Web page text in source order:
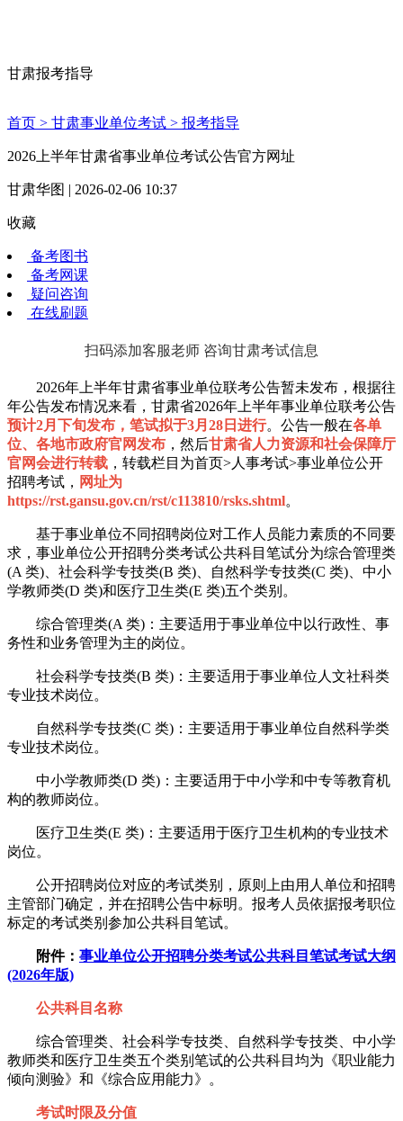
甘肃报考指导
首页 > 甘肃事业单位考试 > 报考指导
2026上半年甘肃省事业单位考试公告官方网址
甘肃华图 | 2026-02-06 10:37
收藏
备考图书
备考网课
疑问咨询
在线刷题
扫码添加客服老师 咨询甘肃考试信息
2026年上半年甘肃省事业单位联考公告暂未发布，根据往
年公告发布情况来看，甘肃省2026年上半年事业单位联考公告
预计2月下旬发布，笔试拟于3月28日进行。公告一般在各单
位、各地市政府官网发布 ，然后甘肃省人力资源和社会保障厅
官网会进行转载 ，转载栏目为首页>人事考试>事业单位公开
招聘考试， 网址为
https://rst.gansu.gov.cn/rst/c113810/rsks.shtml。
基于事业单位不同招聘岗位对工作人员能力素质的不同要
求，事业单位公开招聘分类考试公共科目笔试分为综合管理类
(A 类)、社会科学专技类(B 类)、自然科学专技类(C 类)、中小
学教师类(D 类)和医疗卫生类(E 类)五个类别。
综合管理类(A 类)：主要适用于事业单位中以行政性、事
务性和业务管理为主的岗位。
社会科学专技类(B 类)：主要适用于事业单位人文社科类
专业技术岗位。
自然科学专技类(C 类)：主要适用于事业单位自然科学类
专业技术岗位。
中小学教师类(D 类)：主要适用于中小学和中专等教育机
构的教师岗位。
医疗卫生类(E 类)：主要适用于医疗卫生机构的专业技术
岗位。
公开招聘岗位对应的考试类别，原则上由用人单位和招聘
主管部门确定，并在招聘公告中标明。报考人员依据报考职位
标定的考试类别参加公共科目笔试。
附件： 事业单位公开招聘分类考试公共科目笔试考试大纲
(2026年版)
公共科目名称
综合管理类、社会科学专技类、自然科学专技类、中小学
教师类和医疗卫生类五个类别笔试的公共科目均为《职业能力
倾向测验》和《综合应用能力》。
考试时限及分值